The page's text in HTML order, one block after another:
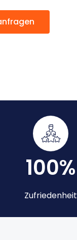
100%
Zufriedenheit